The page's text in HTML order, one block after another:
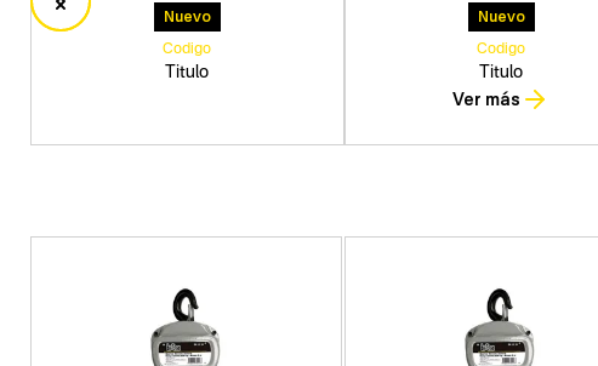
Nuevo
Titulo
Codigo
Nuevo
Titulo
Codigo
Ver más